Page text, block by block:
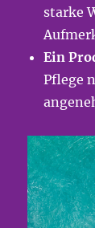
starke
Ein
Pflege